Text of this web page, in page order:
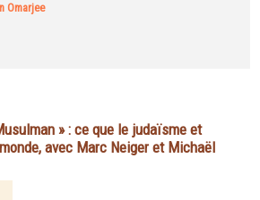
Omarjee
» : ce que le judaïsme et
avec Marc Neiger et Michaël